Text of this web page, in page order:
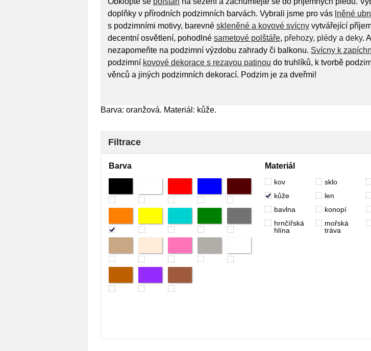
doplňky v přírodních podzimních barvách. Vybrali jsme pro vás lněné
s podzimními motivy, barevné skleněné a kovové svícny vytvářející
decentní osvětlení, pohodlné sametové polštáře, přehozy, plédy a deky. A
nezapomeňte na podzimní výzdobu zahrady či balkonu. Svícny k
podzimní kovové dekorace s rezavou patinou do truhlíků, k tvorbě
věnců a jiných podzimních dekorací. Podzim je za dveřmi!
Barva: oranžová. Materiál: kůže.
Filtrace
Barva Materiál
kov sklo
kůže
len
bavlna
konopí
hrnčířská
hlína
mořská
tráva